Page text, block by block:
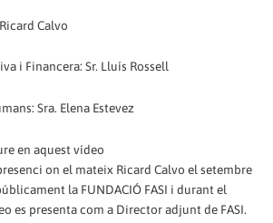
Calvo
i Financera: Sr. Lluís Rossell
Sra. Elena Estevez
en aquest vídeo
on el mateix Ricard Calvo el setembre
la FUNDACIÓ FASI i durant el
es presenta com a Director adjunt de FASI.